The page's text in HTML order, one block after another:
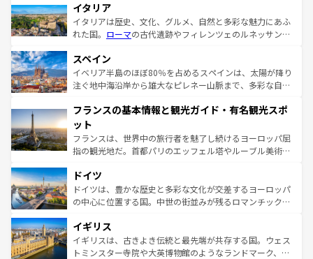
イタリア
イタリアは歴史、文化、グルメ、自然と多彩な魅力にあふ
れた国。 ローマの古代遺跡やフィレンツェのルネッサンス
ろん、トスカーナの美しい田園風景やアマルフィ海岸の絶
景など、自然景観も見逃せない。観光の合間には、本場の
ピザやパスタなど、絶品のイタリア料理を堪能することも
ませてくれるイタリアで、忘れられない旅をしてみよう！
なお、新着のイタリア情報は
しい。
スペイン
イベリア半島のほぼ80％を占めるスペインは、太陽が降り
注ぐ地中海沿岸から雄大なピレネー山脈まで、多彩な自然
文化が根付くこの国では、情熱的なフラメンコ、熱気あふ
れる闘牛、そして美味しいタパスが生活の一部となってい
る。首都マドリードの洗練された雰囲気や、バルセロナの
アートに溢れた街角から、地方では古代ローマ遺跡や中世
せる。地方によって風土や気候が異なるスペインはその個
性で訪れる人を魅了する。 なお、新着のスペイン情報は コ
ンテンツ一覧を参照してほしい。
フランスの基本情報と観光ガイド・有名観光スポ
ット
フランスは、世界中の旅行者を魅了し続けるヨーロッパ屈
指の観光地だ。首都パリのエッフェル塔やルーブル美術館
で、幅広い魅力が詰まっている。華麗な宮殿、歴史的な大
聖堂、美しいビーチ、そして豊かな自然が、訪れる者を心
から魅了する。また、フランスは美食の国としても知ら
いる。シャンパンの発祥地であるランス、プロヴァンスの
香り高いラベンダー畑など、多彩な楽しみ方が可能だ。さ
らに、パリ以外の地域にも魅力が溢れており、どの街角に
ドイツ
ドイツは、豊かな歴史と多彩な文化が交差するヨーロッパ
の中心に位置する国。中世の街並みが残るロマンチック街
顔を持つこの国は、どこを歩いても飽きることがない。ベ
ルリンの文化的活気、バイエルン州のアルプスの絶景、そ
してライン川沿いのワイン畑といった風景は必見。ビール
イギリス
イギリスは、古きよき伝統と最先端が共存する国。ウェス
トミンスター寺院や大英博物館のようなランドマーク、歴